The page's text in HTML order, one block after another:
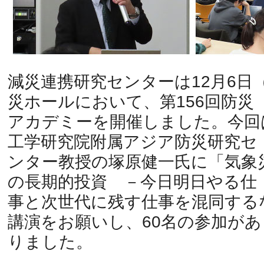
減災連携研究センターは12月6日
災ホールにおいて、第156回防災
アカデミーを開催しました。今
工学研究院附属アジア防災研究セ
ンター教授の塚原健一氏に「気
の長期的投資 －今日明日やる仕
事と次世代に残す仕事を混同す
講演をお願いし、60名の参加があ
りました。